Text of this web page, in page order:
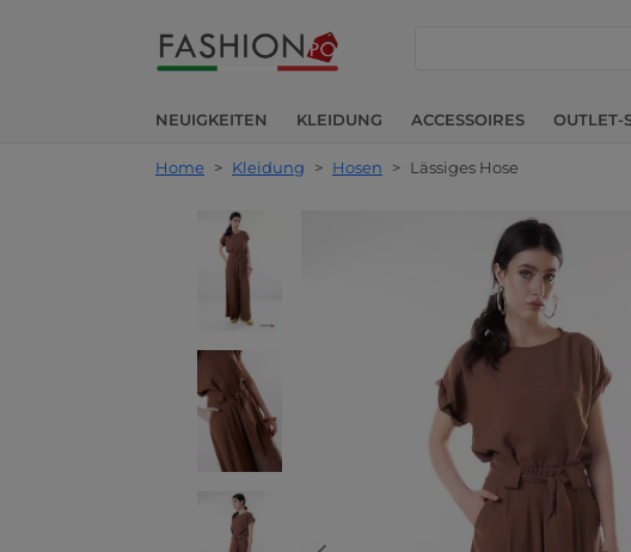
NEUIGKEITEN KLEIDUNG ACCESSOIRES OUTLET-
Home > Kleidung > Hosen > Lässiges Hose